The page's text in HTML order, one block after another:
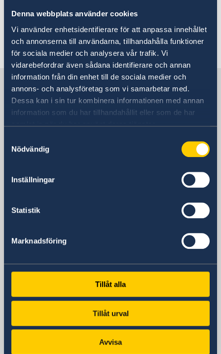
Denna webbplats använder cookies
Vi använder enhetsidentifierare för att anpassa innehållet
och annonserna till användarna, tillhandahålla funktioner
för sociala medier och analysera vår trafik. Vi
vidarebefordrar även sådana identifierare och annan
information från din enhet till de sociala medier och
annons- och analysföretag som vi samarbetar med.
Dessa kan i sin tur kombinera informationen med annan
information som du har tillhandahållit eller som de har
samlat in när du har använt deras tjänster.
Nödvändig
Inställningar
Statistik
Marknadsföring
Tillåt alla
Tillåt urval
Avvisa
Midsommar.
Sweden in Russia
Embassy
Ulitsa Mosfilmovskaya 60
Lomonosovsky prospect
Moscow
60 Mosfilmovskaya St.
Russia
Switch
+7 495 937 92 00/01
+7 495 937 92 01
+7 495 937 92 02